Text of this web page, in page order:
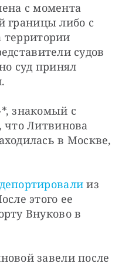
с момента
границы либо с
судов
суд принял
знакомый с
что Литвинова
в Москве,
депортировали из
этого ее
Внуково в
завели после